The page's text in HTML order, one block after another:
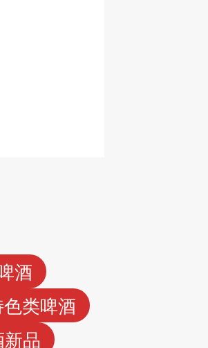
酒
类啤酒
品